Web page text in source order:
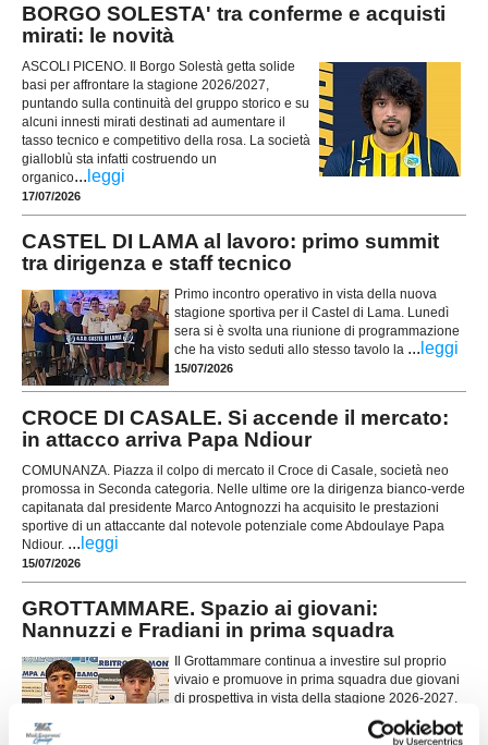
BORGO SOLESTA' tra conferme e acquisti
mirati: le novità
ASCOLI PICENO. Il Borgo Solestà getta solide
basi per affrontare la stagione 2026/2027,
puntando sulla continuità del gruppo storico e su
alcuni innesti mirati destinati ad aumentare il
tasso tecnico e competitivo della rosa. La società
gialloblù sta infatti costruendo un
organico... leggi
17/07/2026
CASTEL DI LAMA al lavoro: primo summit
tra dirigenza e staff tecnico
Primo incontro operativo in vista della nuova
stagione sportiva per il Castel di Lama. Lunedì
sera si è svolta una riunione di programmazione
che ha visto seduti allo stesso tavolo la ... leggi
15/07/2026
CROCE DI CASALE. Si accende il mercato:
in attacco arriva Papa Ndiour
COMUNANZA. Piazza il colpo di mercato il Croce di Casale, società neo
promossa in Seconda categoria. Nelle ultime ore la dirigenza bianco-verde
capitanata dal presidente Marco Antognozzi ha acquisito le prestazioni
sportive di un attaccante dal notevole potenziale come Abdoulaye Papa
Ndiour. ... leggi
15/07/2026
GROTTAMMARE. Spazio ai giovani:
Nannuzzi e Fradiani in prima squadra
Il Grottammare continua a investire sul proprio
vivaio e promuove in prima squadra due giovani
di prospettiva in vista della stagione 2026-2027.
Faranno parte della preparazione estiva agli
ordini dello staff tecnico il centrocampista